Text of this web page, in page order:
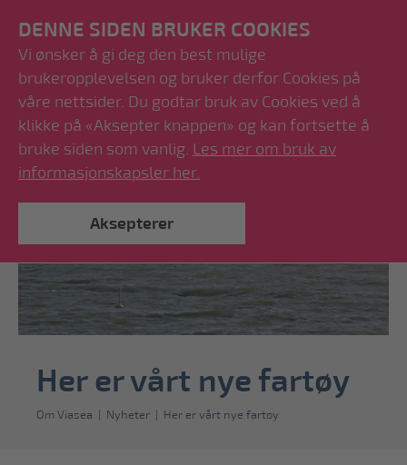
DENNE SIDEN BRUKER COOKIES
Vi ønsker å gi deg den best mulige
brukeropplevelsen og bruker derfor Cookies på
våre nettsider. Du godtar bruk av Cookies ved å
klikke på «Aksepter knappen» og kan fortsette å
bruke siden som vanlig. Les mer om bruk av
informasjonskapsler her.
Aksepterer
Her er vårt nye fartøy
Om Viasea | Nyheter | Her er vårt nye fartøy